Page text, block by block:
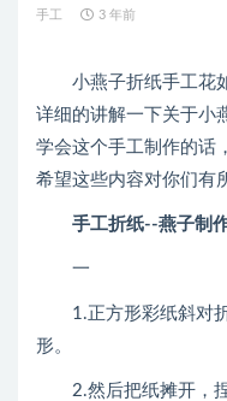
手工 3 年前
小燕子折纸手工花如
详细的讲解一下关于小
学会这个手工制作的话
希望这些内容对你们有
手工折纸--燕子制
一
1.正方形彩纸斜对折
形。
2.然后把纸摊开，捏